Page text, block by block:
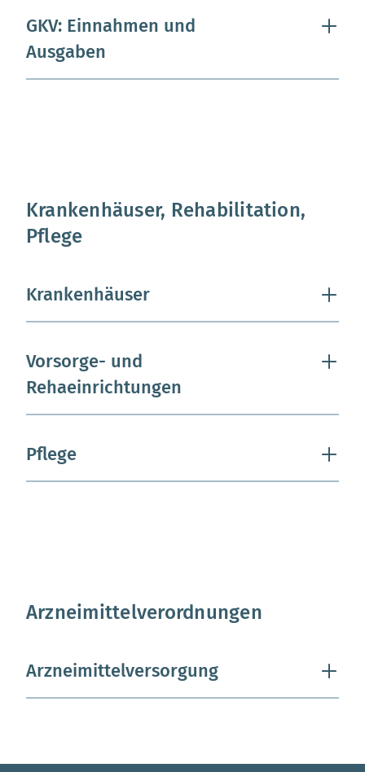
GKV: Einnahmen und
Ausgaben
Krankenhäuser, Rehabilitation,
Pflege
Krankenhäuser
Vorsorge- und
Rehaeinrichtungen
Pflege
Arzneimittelverordnungen
Arzneimittelversorgung